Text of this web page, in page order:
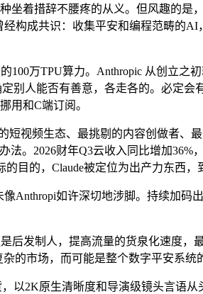
着措辞不腰疼的从义。但风趣的是
成共识：收集平安和编程范畴的AI
万TPU算力。Anthropic 从创立之
别人能否有善意，各走各的。必定
用和C端订阅。
视频生态、最挑剔的内容创做者、
。2026财年Q3云收入同比增加
目的，Claude被定位为出产力东西，
如许深切地涉脚。持续加码
发制人，提高流量的货泉化速度，
的市场，而可能是整个数字平安系统
2K原生清晰度和导演级镜头言语